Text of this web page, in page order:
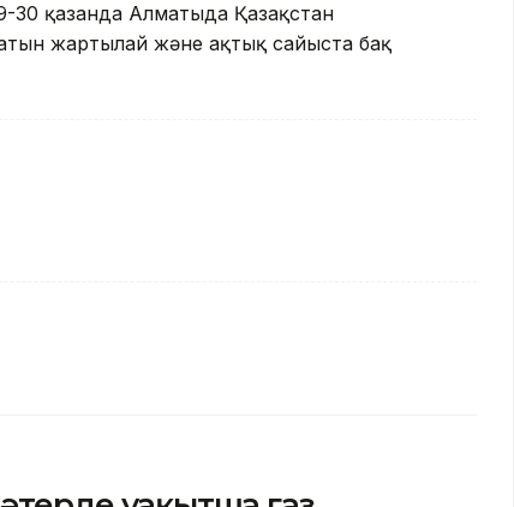
30 қазанда Алматыда Қазақстан
жартылай және ақтық сайыста бақ